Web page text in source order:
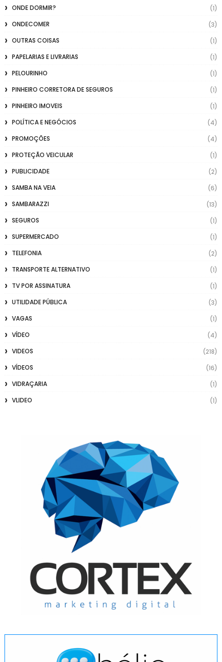
ONDE DORMIR?
(1)
ONDECOMER
(3)
OUTRAS COISAS
(1)
PAPELARIAS E LIVRARIAS
(1)
PELOURINHO
(1)
PINHEIRO CORRETORA DE SEGUROS
(1)
PINHEIRO IMOVEIS
(1)
POLÍTICA E NEGÓCIOS
(4)
PROMOÇÕES
(4)
PROTEÇÃO VEICULAR
(1)
PUBLICIDADE
(2)
SAMBA NA VEIA
(6)
SAMBARAZZI
(13)
SEGUROS
(1)
SUPERMERCADO
(1)
TELEFONIA
(2)
TRANSPORTE ALTERNATIVO
(1)
TV POR ASSINATURA
(1)
UTILIDADE PÚBLICA
(3)
VAGAS
(1)
VÍDEO
(4)
VIDEOS
(218)
VÍDEOS
(16)
VIDRAÇARIA
(1)
VLIDEO
(1)